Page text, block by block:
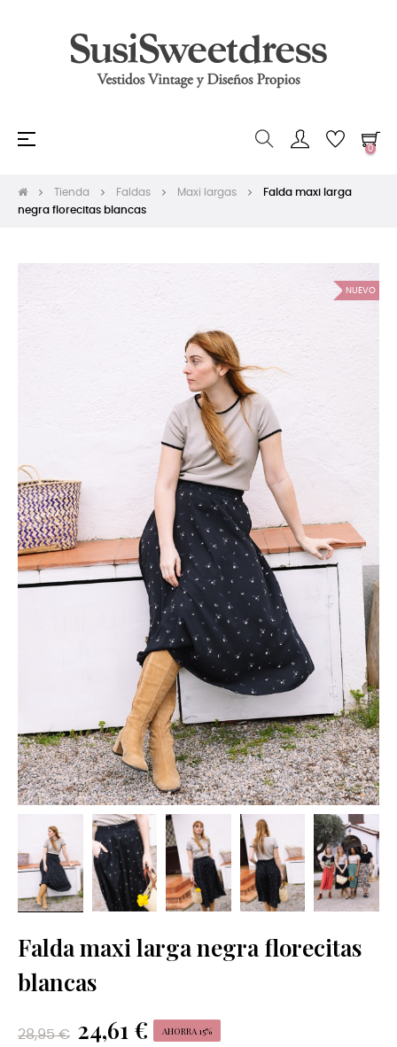
Navegación
☰
0
Tienda Faldas Maxi largas
Falda maxi larga
negra florecitas blancas
NUEVO
Falda maxi larga negra florecitas
blancas
28,95 € 24,61 € AHORRA 15%